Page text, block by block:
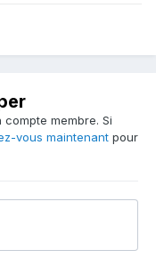
membre. Si
vous maintenant pour